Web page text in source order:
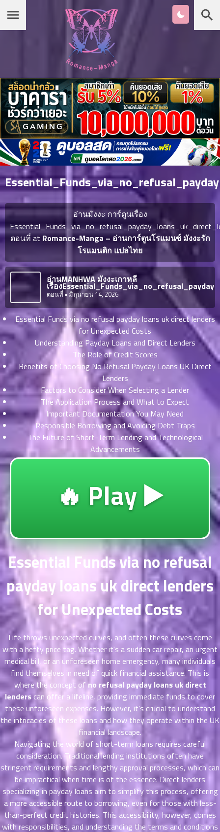
หมวดมังงะ
รายชื่อมังงะ Romance
เกาหลี
จีน
ญี่ปุ่น
มังงะ NTR
บุ๊กมาร์ก
อ่านมังงะ
อ่านมังงะ การ์ตูนเรื่อง
ตอนที่ at Romance-Manga – อ่านการ์ตูนโรแมนซ์ มังงะรัก
โรแมนติก แปลไทย
อ่านMANHWA มังงะเกาหลี
เรื่อง
ตอนที่ • มิถุนายน 14, 2026
Essential Funds via no refusal payday loans uk direct lenders
for Unexpected Costs
Understanding Payday Loans and Direct Lenders
The Role of Credit Scores
Benefits of Choosing No Refusal Payday Loans UK Direct
Lenders
Factors to Consider When Selecting a Lender
The Application Process and What to Expect
Important Documentation You May Need
Responsible Borrowing and Avoiding Debt Traps
The Future of Short-Term Lending and Technological
Advancements
🔥 Play ▶️
Essential Funds via no refusal
payday loans uk direct lenders
for Unexpected Costs
Life throws unexpected curves, and often these curves come
with a hefty price tag. Whether it's a sudden car repair, an urgent
medical bill, or an unforeseen home emergency, many individuals
find themselves in need of quick financial assistance. This is
where the concept ofno refusal payday loans uk direct
lenderscan offer a lifeline, providing immediate funds to cover
these unforeseen expenses. However, it’s crucial to understand
the intricacies of these loans and how they operate within the UK
financial landscape.
Navigating the world of short-term loans requires careful
consideration. Traditional lending institutions often have
stringent requirements and lengthy approval processes, which can
be impractical when time is of the essence. Direct lenders
specializing in payday loans aim to simplify this process, offering
a more accessible route to borrowing, even for those with less-
than-perfect credit histories. This accessibility, however, comes
with responsibilities, and understanding the terms and conditions
Chapter
List
น
2
ตอน
ที่
น
3
ตอน
ที่
ม
4
ตอน
ม
5
ตอน
ที่
6
ตอน
ที่
น
7
ตอน
น
ตอน
ที่
9
ตอน
ที่
น
ที่
ม
ม
ตอน
ม
13
ตอน
ที่
14
ตอน
ที่
15
ตอน
ที่
16
ตอน
ที่
17
ตอน
ที่
ม
18
ตอน
ที่
ม
19